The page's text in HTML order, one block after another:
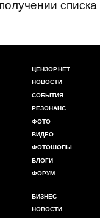
ЦЕНЗОР.НЕТ
НОВОСТИ
СОБЫТИЯ
РЕЗОНАНС
ФОТО
ВИДЕО
ФОТОШОПЫ
БЛОГИ
ФОРУМ
БИЗНЕС
НОВОСТИ